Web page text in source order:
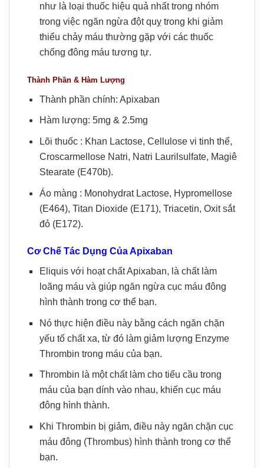
như là loại thuốc hiệu quả nhất trong nhóm
trong việc ngăn ngừa đột quỵ trong khi giảm
thiểu chảy máu thường gặp với các thuốc
chống đông máu tương tự.
Thành Phần & Hàm Lượng
Thành phần chính: Apixaban
Hàm lượng: 5mg & 2.5mg
Lõi thuốc : Khan Lactose, Cellulose vi tinh thể,
Croscarmellose Natri, Natri Laurilsulfate, Magiê
Stearate (E470b).
Áo màng : Monohydrat Lactose, Hypromellose
(E464), Titan Dioxide (E171), Triacetin, Oxit sắt
đỏ (E172).
Cơ Chế Tác Dụng Của Apixaban
Eliquis với hoạt chất Apixaban, là chất làm
loãng máu và giúp ngăn ngừa cục máu đông
hình thành trong cơ thể bạn.
Nó thực hiện điều này bằng cách ngăn chặn
yếu tố chất xa, từ đó làm giảm lượng Enzyme
Thrombin trong máu của bạn.
Thrombin là một chất làm cho tiểu cầu trong
máu của bạn dính vào nhau, khiến cục máu
đông hình thành.
Khi Thrombin bị giảm, điều này ngăn chặn cục
máu đông (Thrombus) hình thành trong cơ thể
bạn.